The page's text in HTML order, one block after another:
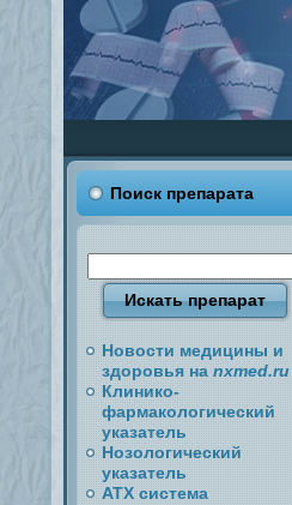
Поиск препарата
Новости медицины и
здоровья наnxmed.ru
Клинико-
фармакологический
указатель
Нозологический
указатель
АТХ система